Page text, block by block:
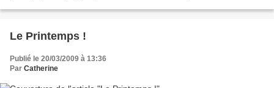
Le Printemps !
Publié le 20/03/2009 à 13:36
Par Catherine